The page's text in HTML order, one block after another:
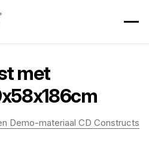
met
Demo-materiaal CD Constructs